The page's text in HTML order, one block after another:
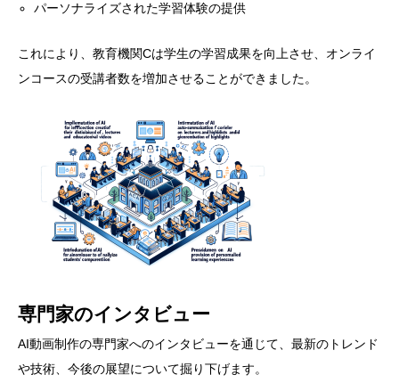
パーソナライズされた学習体験の提供
これにより、教育機関Cは学生の学習成果を向上させ、オンライ
ンコースの受講者数を増加させることができました。
専門家のインタビュー
AI動画制作の専門家へのインタビューを通じて、最新のトレンド
や技術、今後の展望について掘り下げます。